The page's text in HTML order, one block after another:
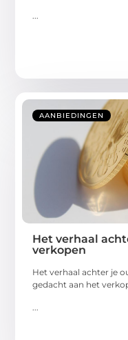
...
AANBIEDINGEN
Het verhaal
verkopen
Het verhaal achter je
gedacht aan het